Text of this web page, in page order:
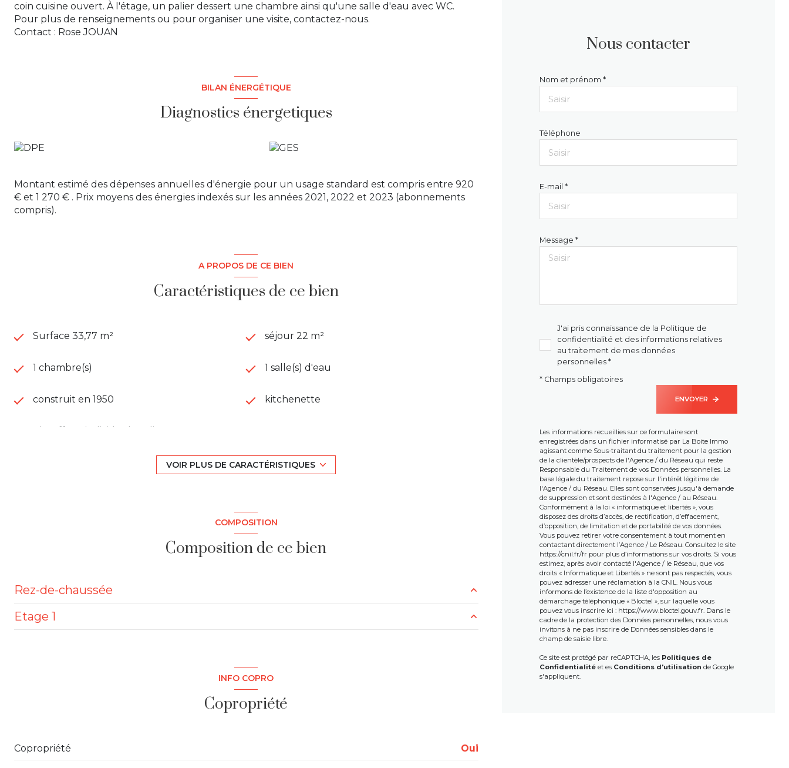
coin cuisine ouvert. À l'étage, un palier dessert une chambre ainsi qu'une salle d'eau avec WC.
Pour plus de renseignements ou pour organiser une visite, contactez-nous.
Contact : Rose JOUAN
BILAN ÉNERGÉTIQUE
Diagnostics énergetiques
Montant estimé des dépenses annuelles d'énergie pour un usage standard est compris entre 920
€ et 1 270 € . Prix moyens des énergies indexés sur les années 2021, 2022 et 2023 (abonnements
compris).
A PROPOS DE CE BIEN
Caractéristiques de ce bien
Surface 33,77 m² séjour 22 m²
1 chambre(s) 1 salle(s) d'eau
construit en 1950 kitchenette
Chauffage individuel : radiateur
1 niveau(x)
VOIR PLUS DE CARACTÉRISTIQUES
COMPOSITION
Composition de ce bien
Rez-de-chaussée
salon/sejour
Etage 1
INFO COPRO
Copropriété
Copropriété Oui
Nous contacter
Nom et prénom *
Téléphone
E-mail *
Message *
J'ai pris connaissance de la Politique de
confidentialité et des informations relatives
au traitement de mes données
personnelles *
* Champs obligatoires
ENVOYER
Les informations recueillies sur ce formulaire sont
enregistrées dans un fichier informatisé par La Boite Immo
agissant comme Sous-traitant du traitement pour la gestion
de la clientèle/prospects de l'Agence / du Réseau qui reste
Responsable du Traitement de vos Données personnelles. La
base légale du traitement repose sur l'intérêt légitime de
l'Agence / du Réseau. Elles sont conservées jusqu'à demande
de suppression et sont destinées à l'Agence / au Réseau.
Conformément à la loi « informatique et libertés », vous
disposez des droits d’accès, de rectification, d’effacement,
d’opposition, de limitation et de portabilité de vos données.
Vous pouvez retirer votre consentement à tout moment en
contactant directement l’Agence / Le Réseau. Consultez le site
https://cnil.fr/fr pour plus d’informations sur vos droits. Si vous
estimez, après avoir contacté l'Agence / le Réseau, que vos
droits « Informatique et Libertés » ne sont pas respectés, vous
pouvez adresser une réclamation à la CNIL. Nous vous
informons de l’existence de la liste d'opposition au
démarchage téléphonique « Bloctel », sur laquelle vous
pouvez vous inscrire ici : https://www.bloctel.gouv.fr. Dans le
cadre de la protection des Données personnelles, nous vous
invitons à ne pas inscrire de Données sensibles dans le
champ de saisie libre.
Ce site est protégé par reCAPTCHA, les Politiques de
Confidentialitéet es Conditions d'utilisation de Google
s'appliquent.